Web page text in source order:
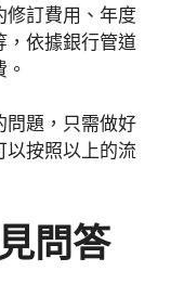
修訂費用、年度
，依據銀行管道
問題，只需做好
以按照以上的流
問答